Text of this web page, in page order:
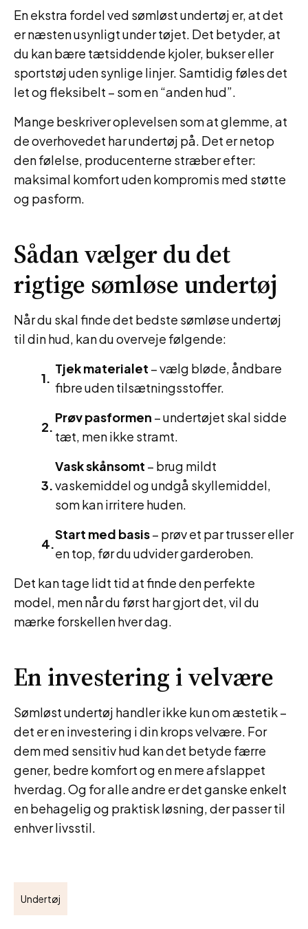
En ekstra fordel ved sømløst undertøj er, at det
er næsten usynligt under tøjet. Det betyder, at
du kan bære tætsiddende kjoler, bukser eller
sportstøj uden synlige linjer. Samtidig føles det
let og fleksibelt – som en “anden hud”.
Mange beskriver oplevelsen som at glemme, at
de overhovedet har undertøj på. Det er netop
den følelse, producenterne stræber efter:
maksimal komfort uden kompromis med støtte
og pasform.
Sådan vælger du det
rigtige sømløse undertøj
Når du skal finde det bedste sømløse undertøj
til din hud, kan du overveje følgende:
Tjek materialet – vælg bløde, åndbare
fibre uden tilsætningsstoffer.
Prøv pasformen – undertøjet skal sidde
tæt, men ikke stramt.
Vask skånsomt – brug mildt
vaskemiddel og undgå skyllemiddel,
som kan irritere huden.
Start med basis– prøv et par trusser eller
en top, før du udvider garderoben.
Det kan tage lidt tid at finde den perfekte
model, men når du først har gjort det, vil du
mærke forskellen hver dag.
En investering i velvære
Sømløst undertøj handler ikke kun om æstetik –
det er en investering i din krops velvære. For
dem med sensitiv hud kan det betyde færre
gener, bedre komfort og en mere afslappet
hverdag. Og for alle andre er det ganske enkelt
en behagelig og praktisk løsning, der passer til
enhver livsstil.
Undertøj